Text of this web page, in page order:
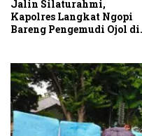
Jalin Silaturahmi,
Kapolres Langkat Ngopi
Bareng Pengemudi Ojol di